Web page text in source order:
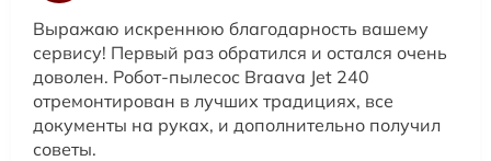
Выражаю искреннюю благодарность вашему
сервису! Первый раз обратился и остался очень
доволен. Робот-пылесос Braava Jet 240
отремонтирован в лучших традициях, все
документы на руках, и дополнительно получил
советы.